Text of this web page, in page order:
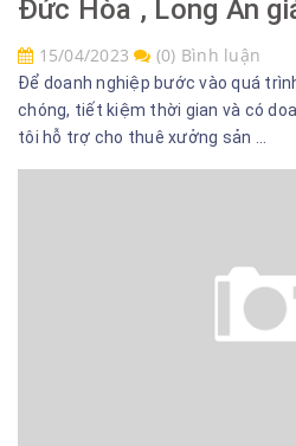
Đức Hòa , Long An
15/04/2023 (0) Bình luận
Để doanh nghiệp bước vào quá
chóng, tiết kiệm thời gian và có
tôi hỗ trợ cho thuê xưởng sản ...